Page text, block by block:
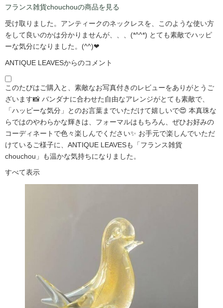
フランス雑貨chouchouの商品を見る
受け取りました。アンティークのネックレスを、このような使い方
をして良いのかは分かりませんが、、、(*^^*) とても素敵でハッピ
ーな気分になりました。(^^)❤
ANTIQUE LEAVESからのコメント
このたびはご購入と、素敵なお写真付きのレビューをありがとうご
ざいます📸 バンダナに合わせた自由なアレンジがとても素敵で、
「ハッピーな気分」とのお言葉までいただけて嬉しいで😍 本真珠な
らではのやわらかな輝きは、フォーマルはもちろん、ぜひお好みの
コーディネートで色々楽しんでください✨ お手元で楽しんでいただ
けているご様子に、ANTIQUE LEAVESも「フランス雑貨
chouchou」も温かな気持ちになりました。
すべて表示